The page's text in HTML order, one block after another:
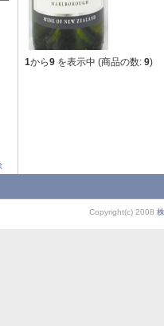
1から9 を表示中 (商品の数: 9)
Copyright(c) 2008